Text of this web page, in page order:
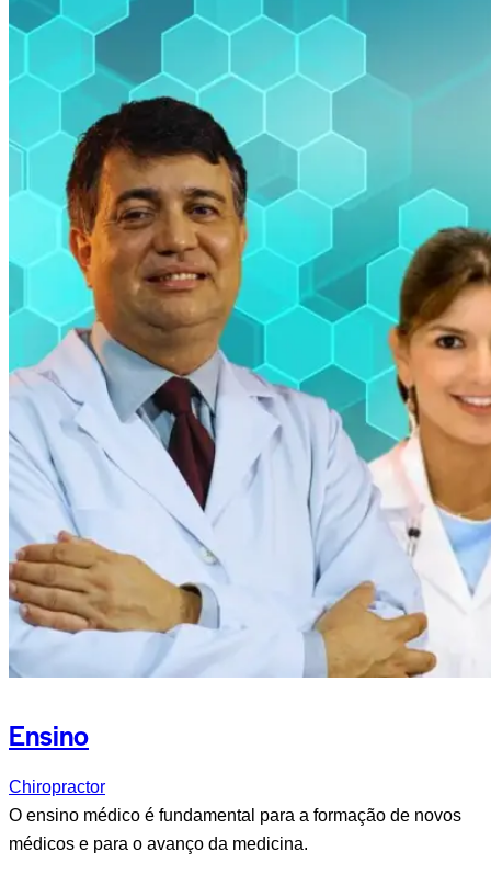
Ensino
Chiropractor
O ensino médico é fundamental para a formação de novos
médicos e para o avanço da medicina.